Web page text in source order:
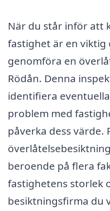
När du står inför att
fastighet är en viktig
genomföra en
Rödån. Denna
identifiera
problem med
påverka dess värde.
beroende på flera
fastighetens storlek
besiktningsfirma du